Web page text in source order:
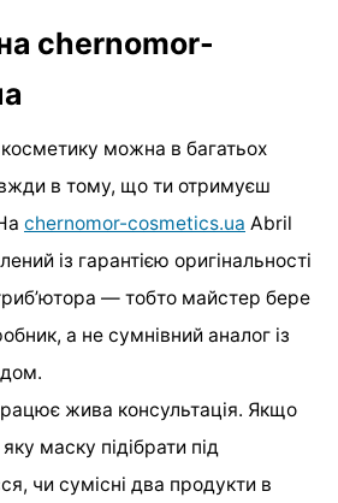
chernomor-
можна в багатьох
в тому, що ти отримуєш
chernomor-cosmetics.ua Abril
із гарантією оригінальності
— тобто майстер бере
а не сумнівний аналог із
жива консультація. Якщо
маску підібрати під
чи сумісні два продукти в